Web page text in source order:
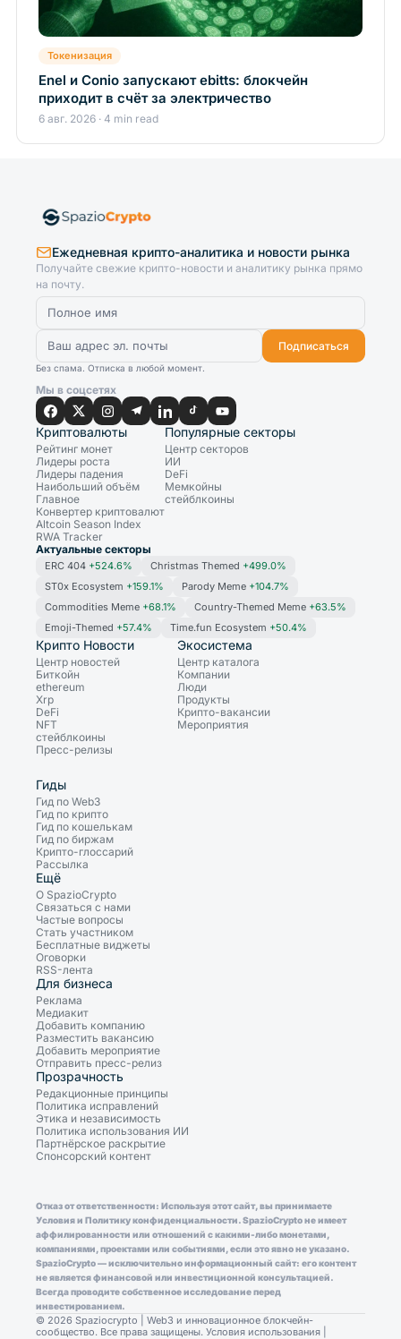
Токенизация
Enel и Conio запускают ebitts: блокчейн
приходит в счёт за электричество
6 авг. 2026 · 4 min read
Ежедневная крипто-аналитика и новости рынка
Получайте свежие крипто-новости и аналитику рынка прямо
на почту.
Подписаться
Без спама. Отписка в любой момент.
Мы в соцсетях
Криптовалюты
Рейтинг монет
Лидеры роста
Лидеры падения
Наибольший объём
Главное
Конвертер криптовалют
Altcoin Season Index
RWA Tracker
Популярные секторы
Центр секторов
ИИ
DeFi
Мемкойны
стейблкоины
Актуальные секторы
ERC 404 +524.6% Christmas Themed +499.0%
ST0x Ecosystem +159.1% Parody Meme +104.7%
Commodities Meme +68.1% Country-Themed Meme +63.5%
Emoji-Themed +57.4% Time.fun Ecosystem +50.4%
Крипто Новости
Центр новостей
Биткойн
ethereum
Xrp
DeFi
NFT
стейблкоины
Пресс-релизы
Экосистема
Центр каталога
Компании
Люди
Продукты
Крипто-вакансии
Мероприятия
Гиды
Гид по Web3
Гид по крипто
Гид по кошелькам
Гид по биржам
Крипто-глоссарий
Рассылка
Ещё
О SpazioCrypto
Связаться с нами
Частые вопросы
Стать участником
Бесплатные виджеты
Оговорки
RSS-лента
Для бизнеса
Реклама
Медиакит
Добавить компанию
Разместить вакансию
Добавить мероприятие
Отправить пресс-релиз
Прозрачность
Редакционные принципы
Политика исправлений
Этика и независимость
Политика использования ИИ
Партнёрское раскрытие
Спонсорский контент
Отказ от ответственности: Используя этот сайт, вы принимаете
Условия и Политику конфиденциальности. SpazioCrypto не имеет
аффилированности или отношений с какими-либо монетами,
компаниями, проектами или событиями, если это явно не указано.
SpazioCrypto — исключительно информационный сайт: его контент
не является финансовой или инвестиционной консультацией.
Всегда проводите собственное исследование перед
инвестированием.
© 2026 Spaziocrypto | Web3 и инновационное блокчейн-
сообщество. Все права защищены. Условия использования